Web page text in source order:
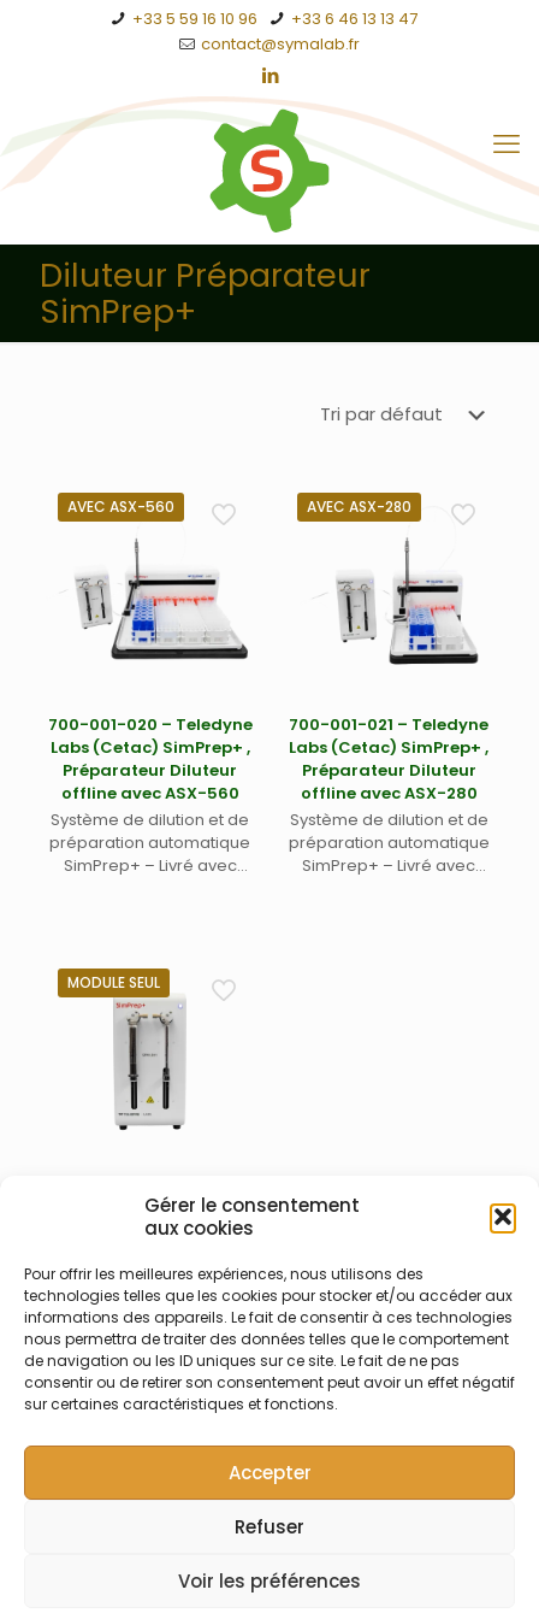
Gérer le consentement
aux cookies
Pour offrir les meilleures expériences, nous utilisons des
technologies telles que les cookies pour stocker et/ou accéder aux
informations des appareils. Le fait de consentir à ces technologies
nous permettra de traiter des données telles que le comportement
de navigation ou les ID uniques sur ce site. Le fait de ne pas
consentir ou de retirer son consentement peut avoir un effet négatif
sur certaines caractéristiques et fonctions.
Accepter
Refuser
Voir les préférences
+33 5 59 16 10 96
+33 6 46 13 13 47
contact@symalab.fr
Diluteur Préparateur
SimPrep+
AVEC ASX-560
700-001-020 – Teledyne
Labs (Cetac) SimPrep+ ,
Préparateur Diluteur
offline avec ASX-560
Système de dilution et de
préparation automatique
SimPrep+ – Livré avec
seringues 1 et 10 ml et
logiciel AQ-Prep.
AVEC ASX-280
700-001-021 – Teledyne
Labs (Cetac) SimPrep+ ,
Préparateur Diluteur
offline avec ASX-280
Système de dilution et de
préparation automatique
SimPrep+ – Livré avec
MODULE SEUL
700-001-022 – Teledyne
Labs (Cetac) SimPrep+ ,
offline
Système de dilution et de
préparation automatique
SimPrep+ – Livré avec
aiguille en carbone revêtu
PFA Ø 0,9mm, seringues 1 et
10 ml et logiciel AQ-Prep.